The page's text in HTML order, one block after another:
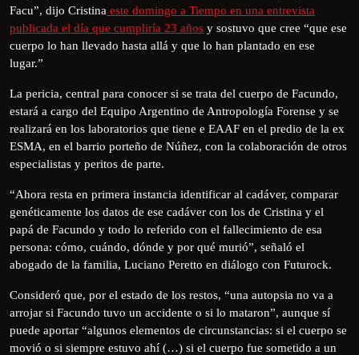
Facu”, dijo Cristina este domingo a Tiempo en una entrevista
publicada el día que cumpliría 23 años y sostuvo que cree “que ese
cuerpo lo han llevado hasta allá y que lo han plantado en ese
lugar.”
La pericia, central para conocer si se trata del cuerpo de Facundo,
estará a cargo del Equipo Argentino de Antropología Forense y se
realizará en los laboratorios que tiene e EAAF en el predio de la ex
ESMA, en el barrio porteño de Núñez, con la colaboración de otros
especialistas y peritos de parte.
“Ahora resta en primera instancia identificar al cadáver, comparar
genéticamente los datos de ese cadáver con los de Cristina y el
papá de Facundo y todo lo referido con el fallecimiento de esa
persona: cómo, cuándo, dónde y por qué murió”, señaló el
abogado de la familia, Luciano Peretto en diálogo con Futurock.
Consideró que, por el estado de los restos, “una autopsia no va a
arrojar si Facundo tuvo un accidente o si lo mataron”, aunque sí
puede aportar “algunos elementos de circunstancias: si el cuerpo se
movió o si siempre estuvo ahí (…) si el cuerpo fue sometido a un